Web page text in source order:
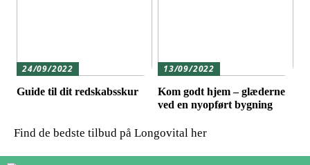
24/09/2022
Guide til dit redskabsskur
13/09/2022
Kom godt hjem – glæderne
ved en nyopført bygning
Find de bedste tilbud på Longovital her